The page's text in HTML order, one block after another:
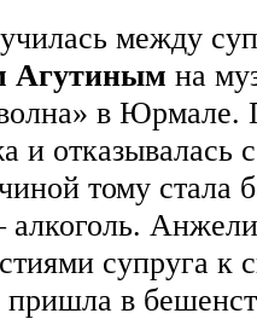
между
Агутиным на
в Юрмале.
и отказывалась
тому стала
алкоголь.
супруга
пришла в